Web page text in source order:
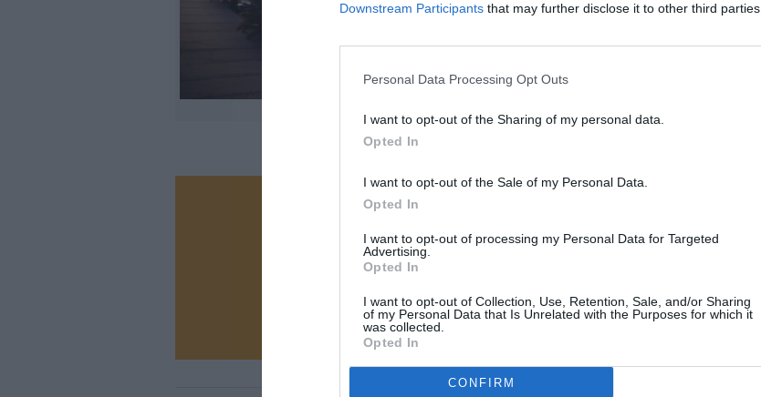
Downstream Participants that may further disclose it to other third parties.
Personal Data Processing Opt Outs
I want to opt-out of the Sharing of my personal data.
Opted In
I want to opt-out of the Sale of my Personal Data.
Opted In
I want to opt-out of processing my Personal Data for Targeted
Advertising.
Opted In
I want to opt-out of Collection, Use, Retention, Sale, and/or Sharing
of my Personal Data that Is Unrelated with the Purposes for which it
was collected.
Opted In
CONFIRM
Vous avez apprécié l’article ?
Soutenez-nous, faites un don !
NOUS SOUTENIR